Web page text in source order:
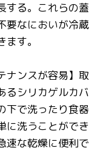
する。これらの蓋
要なにおいが冷蔵
す。
ナンスが容易】取
るシリカゲルカバ
下で洗ったり食器
に洗うことができ
速な乾燥に便利で